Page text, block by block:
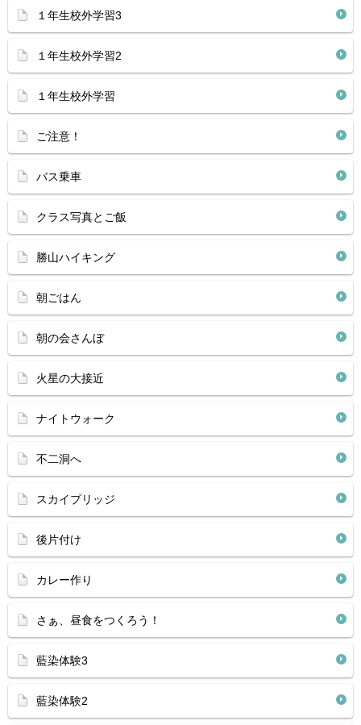
１年生校外学習3
１年生校外学習2
１年生校外学習
ご注意！
バス乗車
クラス写真とご飯
勝山ハイキング
朝ごはん
朝の会さんぼ
火星の大接近
ナイトウォーク
不二洞へ
スカイプリッジ
後片付け
カレー作り
さぁ、昼食をつくろう！
藍染体験3
藍染体験2